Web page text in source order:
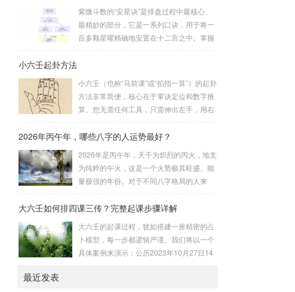
来起卦。步骤：分拆数字：将得到的一组数
字（通常是三位数）分成两半。前几位数为
上卦，后几位数为下卦。如果数字是偶数
位 2 为上卦后两位...
紫微斗数的“安星诀”是排盘过程中最核心、
最精妙的部分，它是一系列口诀，用于将一
百多颗星曜精确地安置在十二宫之中。掌握
循严格的步骤。其核心顺序是：定紫微 →
安十四主星 → 布辅星 → 排四化。整个排盘
流程与安星诀的依赖关系，可以清晰地通过
诀（定帝星）这是所有安星的第一步，至关
重要。口诀：紫微天机星逆行，隔一阳武天
同行，...
小六壬起卦方法
小六壬（也称“马前课”或“掐指一算”）的起卦
方法非常简便，核心在于掌诀定位和数字推
算。您无需任何工具，只需伸出左手，用右
与五行属性：大安：位于食指根部，属木，
指指尖，属水，玄武，主数2、7、8，凶。
速喜：位于中指指尖，属火，朱雀，主数
3、6、9，吉。赤口：位于无名指指尖，属
无名指根部，属木，六合，主数5、3、8，
吉。空亡：位于中指根部，属土，勾陈，...
2026年丙午年，哪些八字的人运势最好？
2026年是丙午年，天干为炽烈的丙火，地支
为纯粹的午火，这是一个火势极其旺盛、能
量极强的年份。对于不同八字格局的人来
会如鱼得水，运势冲天；而有些人则会倍感
与需求八字讲究五行平衡与“喜用神”。喜用
神就是那个能对你的命局起到最好平衡、补
助作用的五行。2026年丙午，是火力全开的
大六壬如何排四课三传？完整起课步骤详解
大六壬的起课过程，犹如搭建一座精密的占
卜模型，每一步都逻辑严谨。我们将以一个
具体案例来演示：公历2023年10月27日14
最近发表